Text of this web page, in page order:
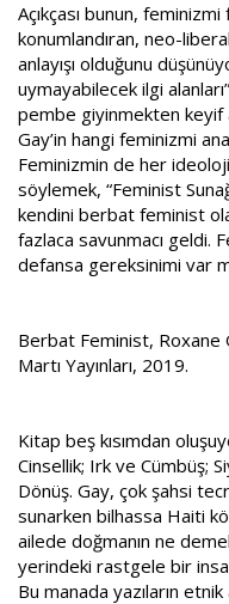
Açıkçası bunun,
konumlandıran, neo-
anlayışı olduğunu
uymayabilecek ilgi
pembe giyinmekten keyif
Gay’in hangi feminizmi
Feminizmin de her
söylemek, “Feminist
kendini berbat feminist
fazlaca savunmacı geldi.
defansa gereksinimi var
Berbat Feminist, Roxane
Martı Yayınları, 2019.
Kitap beş kısımdan
Cinsellik; Irk ve Cümbüş;
Dönüş. Gay, çok şahsi
sunarken bilhassa Haiti
ailede doğmanın ne
yerindeki rastgele bir
Bu manada yazıların etnik